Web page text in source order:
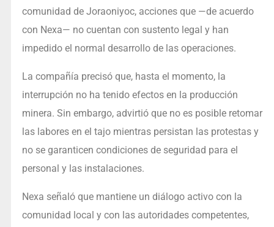
comunidad de Joraoniyoc, acciones que —de acuerdo
con Nexa— no cuentan con sustento legal y han
impedido el normal desarrollo de las operaciones.
La compañía precisó que, hasta el momento, la
interrupción no ha tenido efectos en la producción
minera. Sin embargo, advirtió que no es posible retomar
las labores en el tajo mientras persistan las protestas y
no se garanticen condiciones de seguridad para el
personal y las instalaciones.
Nexa señaló que mantiene un diálogo activo con la
comunidad local y con las autoridades competentes,